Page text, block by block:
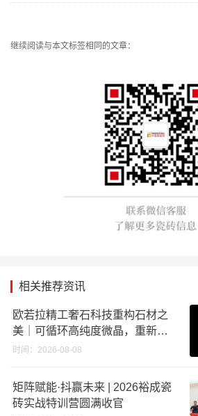
继续阅读与本文标签相同的文章：
相关推荐资讯
欧若拉精工奢石科技重构石材之
美｜可循环高纯度微晶，重新定
义高端奢石原料
时间：2026-08-08
矩阵赋能·抖赢未来 | 2026裕成瓷
砖实战特训营圆满收官